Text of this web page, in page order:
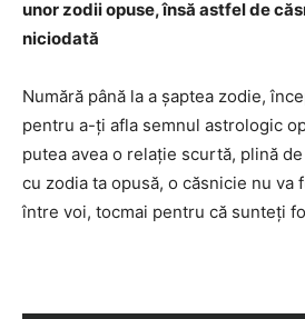
unor zodii opuse, însă astfel de
niciodată
Numără până la a şaptea zodie,
pentru a-ţi afla semnul astrologic
putea avea o relaţie scurtă, plină
cu zodia ta opusă, o căsnicie nu va
între voi, tocmai pentru că sunteţi